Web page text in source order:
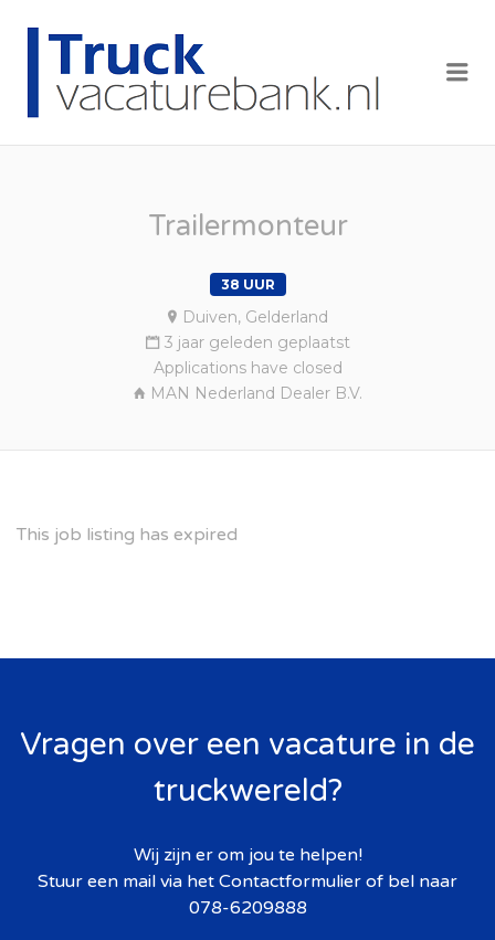
Trailermonteur
38 UUR
Duiven, Gelderland
3 jaar geleden geplaatst
Applications have closed
MAN Nederland Dealer B.V.
This job listing has expired
Vragen over een vacature in de
truckwereld?
Wij zijn er om jou te helpen!
Stuur een mail via het Contactformulier of bel naar
078-6209888